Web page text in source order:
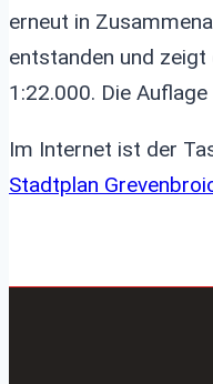
erneut in
entstanden und
1:22.000. Die
Im Internet ist der
Stadtplan